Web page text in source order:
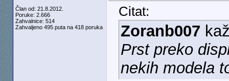
Član od: 21.8.2012.
Poruke: 2.666
Zahvalnice: 514
Zahvaljeno 495 puta na 418 poruka
Citat:
Zoranb007
Prst preko
nekih modela